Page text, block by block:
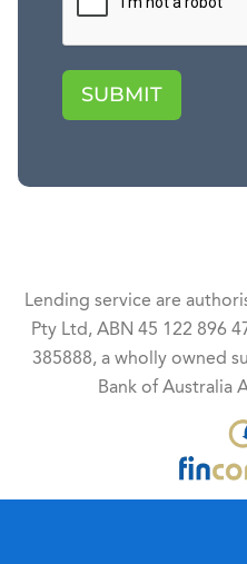
SUBMIT
Lending service are
Pty Ltd, ABN 45 122 896
385888, a wholly owned
Bank of Australia